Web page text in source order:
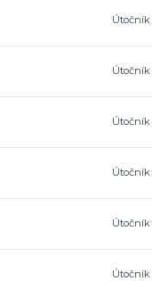
Útočník
Útočník
Útočník
Útočník
Útočník
Útočník